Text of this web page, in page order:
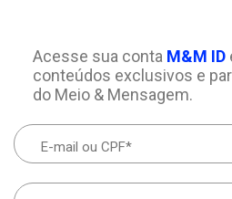
Acesse sua conta M&M ID
conteúdos exclusivos e
do Meio & Mensagem.